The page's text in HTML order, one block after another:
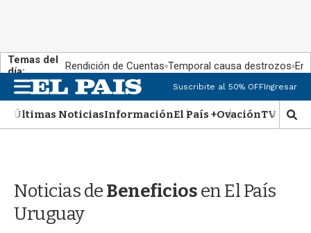
Temas del
día:
Rendición de Cuentas Temporal causa destrozos En
M
e
n
u
Suscribite al 50% OFFIngresar
Últimas NoticiasInformaciónEl País +OvaciónTV Show
M
o
Noticias deBeneficiosen El País
Uruguay